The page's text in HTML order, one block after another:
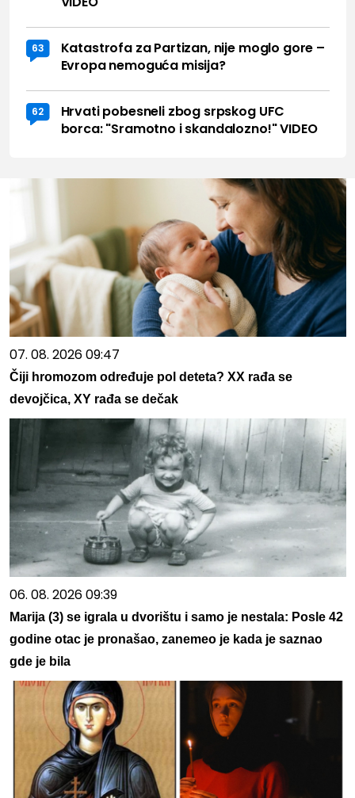
63
Katastrofa za Partizan, nije moglo gore –
Evropa nemoguća misija?
62
Hrvati pobesneli zbog srpskog UFC
borca: "Sramotno i skandalozno!" VIDEO
07. 08. 2026 09:47
Čiji hromozom određuje pol deteta? XX rađa se
devojčica, XY rađa se dečak
06. 08. 2026 09:39
Marija (3) se igrala u dvorištu i samo je nestala: Posle 42
godine otac je pronašao, zanemeo je kada je saznao
gde je bila